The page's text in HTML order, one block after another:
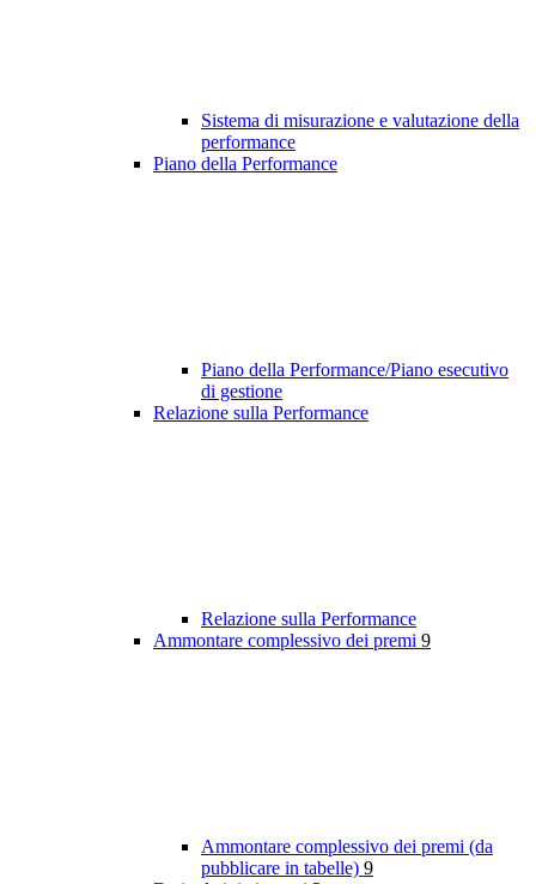
Sistema di misurazione e valutazione della
performance
Piano della Performance
Piano della Performance/Piano esecutivo
di gestione
Relazione sulla Performance
Relazione sulla Performance
Ammontare complessivo dei premi 9
Ammontare complessivo dei premi (da
pubblicare in tabelle) 9